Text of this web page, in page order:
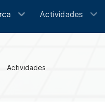
Actividades
Actividades